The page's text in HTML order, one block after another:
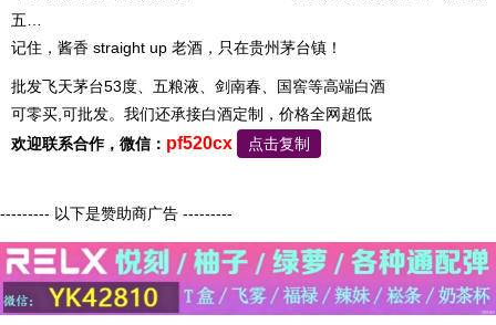
五…
记住，酱香 straight up 老酒，只在贵州茅台镇！
批发飞天茅台53度、五粮液、剑南春、国窖等高端白酒
可零买,可批发。我们还承接白酒定制，价格全网超低
欢迎联系合作，微信： pf520cx 点击复制
--------- 以下是赞助商广告 ---------